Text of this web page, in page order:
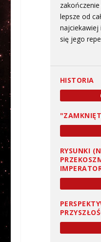
zakończenie
lepsze od
najciekawiej
się jego
HISTORIA
RYSUNKI